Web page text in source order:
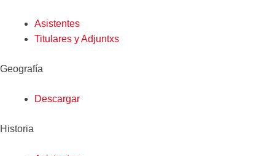
Asistentes
Titulares y Adjuntxs
Geografía
Descargar
Historia